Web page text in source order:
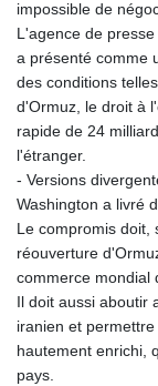
impossible de
L'agence de
a présenté comme
des conditions
d'Ormuz, le droit à
rapide de 24
l'étranger.
- Versions
Washington a livré
Le compromis doit,
réouverture
commerce mondial
Il doit aussi aboutir
iranien et
hautement enrichi,
pays.